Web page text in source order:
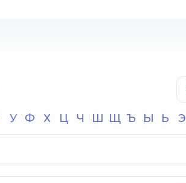
У Ф Х Ц Ч Ш Щ Ъ Ы Ь Э